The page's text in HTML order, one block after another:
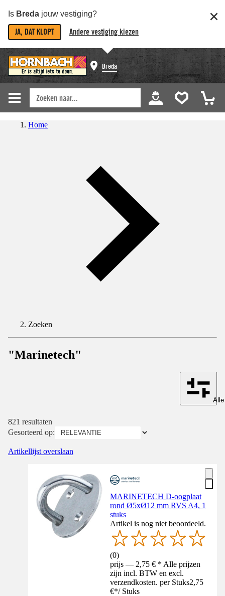
Is Breda jouw vestiging?
JA, DAT KLOPT Andere vestiging kiezen
Breda
Home
Zoeken
"Marinetech"
821 resultaten
Gesorteerd op:
Artikellijst overslaan
MARINETECH D-oogplaat
rond Ø5xØ12 mm RVS A4, 1
stuks
Artikel is nog niet beoordeeld.
(0)
prijs — 2,75 € * Alle prijzen
zijn incl. BTW en excl.
verzendkosten. per Stuks2,75
€*/ Stuks